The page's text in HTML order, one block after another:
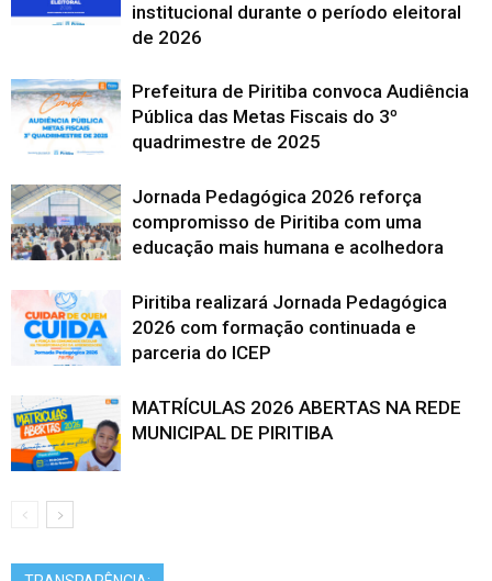
institucional durante o período eleitoral
de 2026
Prefeitura de Piritiba convoca Audiência
Pública das Metas Fiscais do 3º
quadrimestre de 2025
Jornada Pedagógica 2026 reforça
compromisso de Piritiba com uma
educação mais humana e acolhedora
Piritiba realizará Jornada Pedagógica
2026 com formação continuada e
parceria do ICEP
MATRÍCULAS 2026 ABERTAS NA REDE
MUNICIPAL DE PIRITIBA